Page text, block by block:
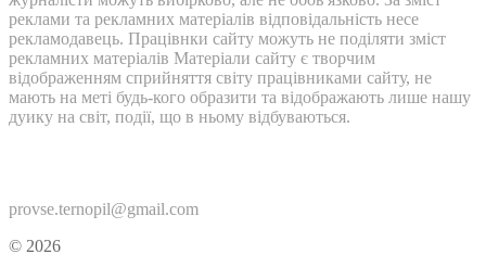
реклами та рекламних матеріалів відповідальність несе
рекламодавець. Працівнки сайту можуть не поділяти зміст
рекламних матеріалів Матеріали сайту є творчим
відображенням сприйняття світу працівниками сайту, не
мають на меті будь-кого образити та відображають лише нашу
дуику на світ, події, що в ньому відбуваються.
provse.ternopil@gmail.com
© 2026